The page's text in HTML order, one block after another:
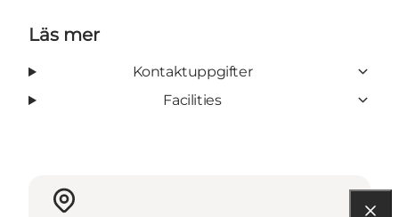
Läs mer
Kontaktuppgifter
Facilities